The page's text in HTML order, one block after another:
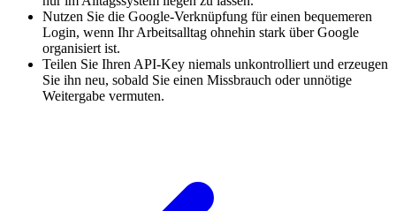
Nutzen Sie die Google-Verknüpfung für einen bequemeren
Login, wenn Ihr Arbeitsalltag ohnehin stark über Google
organisiert ist.
Teilen Sie Ihren API-Key niemals unkontrolliert und erzeugen
Sie ihn neu, sobald Sie einen Missbrauch oder unnötige
Weitergabe vermuten.